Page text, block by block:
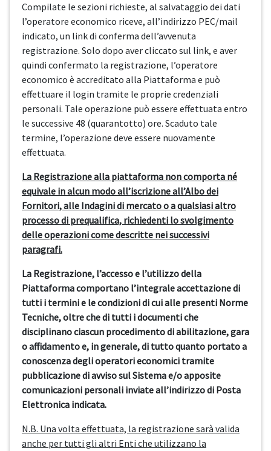
Compilate le sezioni richieste, al salvataggio dei dati
l’operatore economico riceve, all’indirizzo PEC/mail
indicato, un link di conferma dell’avvenuta
registrazione. Solo dopo aver cliccato sul link, e aver
quindi confermato la registrazione, l’operatore
economico è accreditato alla Piattaforma e può
effettuare il login tramite le proprie credenziali
personali. Tale operazione può essere effettuata entro
le successive 48 (quarantotto) ore. Scaduto tale
termine, l’operazione deve essere nuovamente
effettuata.
La Registrazione alla piattaforma non comporta né
equivale in alcun modo all’iscrizione all’Albo dei
Fornitori, alle Indagini di mercato o a qualsiasi altro
processo di prequalifica, richiedenti lo svolgimento
delle operazioni come descritte nei successivi
paragrafi.
La Registrazione, l’accesso e l’utilizzo della
Piattaforma comportano l’integrale accettazione di
tutti i termini e le condizioni di cui alle presenti Norme
Tecniche, oltre che di tutti i documenti che
disciplinano ciascun procedimento di abilitazione, gara
o affidamento e, in generale, di tutto quanto portato a
conoscenza degli operatori economici tramite
pubblicazione di avviso sul Sistema e/o apposite
comunicazioni personali inviate all’indirizzo di Posta
Elettronica indicata.
N.B. Una volta effettuata, la registrazione sarà valida
anche per tutti gli altri Enti che utilizzano la